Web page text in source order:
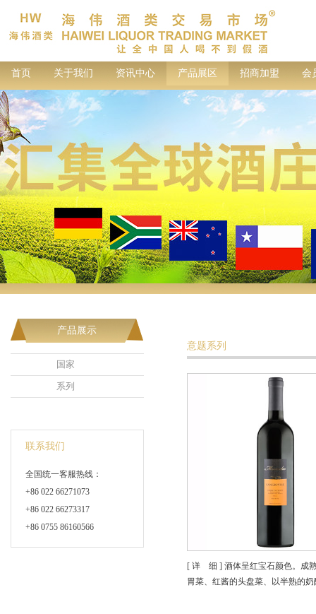
首页 关于我们 资讯中心 产品展区 招商加盟 会
产品展示
国家
系列
联系我们
全国统一客服热线：
+86 022 66271073
+86 022 66273317
+86 0755 86160566
意题系列
[ 详 细 ] 酒体呈红宝石颜色。成
胃菜、红酱的头盘菜、以半熟的